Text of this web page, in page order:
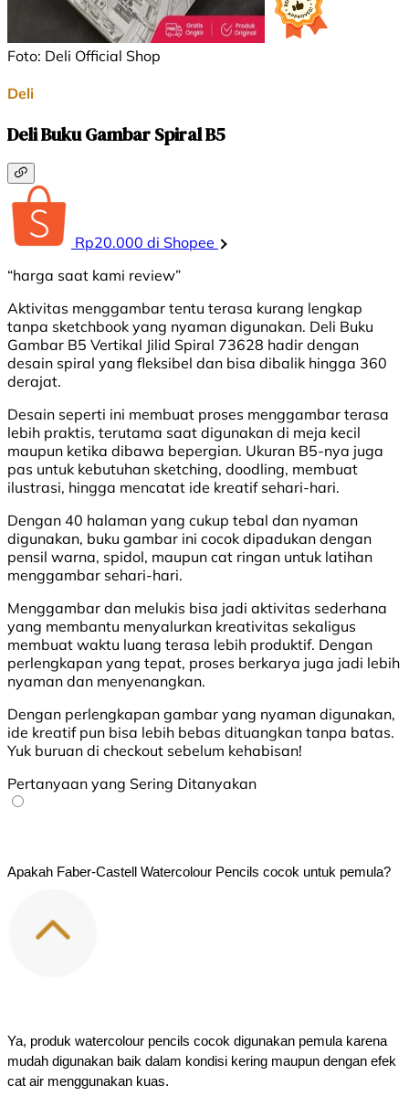
Foto: Deli Official Shop
Deli
Deli Buku Gambar Spiral B5
Rp20.000 di Shopee
“harga saat kami review”
Aktivitas menggambar tentu terasa kurang lengkap
tanpa sketchbook yang nyaman digunakan. Deli Buku
Gambar B5 Vertikal Jilid Spiral 73628 hadir dengan
desain spiral yang fleksibel dan bisa dibalik hingga 360
derajat.
Desain seperti ini membuat proses menggambar terasa
lebih praktis, terutama saat digunakan di meja kecil
maupun ketika dibawa bepergian. Ukuran B5-nya juga
pas untuk kebutuhan sketching, doodling, membuat
ilustrasi, hingga mencatat ide kreatif sehari-hari.
Dengan 40 halaman yang cukup tebal dan nyaman
digunakan, buku gambar ini cocok dipadukan dengan
pensil warna, spidol, maupun cat ringan untuk latihan
menggambar sehari-hari.
Menggambar dan melukis bisa jadi aktivitas sederhana
yang membantu menyalurkan kreativitas sekaligus
membuat waktu luang terasa lebih produktif. Dengan
perlengkapan yang tepat, proses berkarya juga jadi lebih
nyaman dan menyenangkan.
Dengan perlengkapan gambar yang nyaman digunakan,
ide kreatif pun bisa lebih bebas dituangkan tanpa batas.
Yuk buruan di checkout sebelum kehabisan!
Pertanyaan yang Sering Ditanyakan
Apakah Faber-Castell Watercolour Pencils cocok untuk pemula?
Ya, produk watercolour pencils cocok digunakan pemula karena
mudah digunakan baik dalam kondisi kering maupun dengan efek
cat air menggunakan kuas.